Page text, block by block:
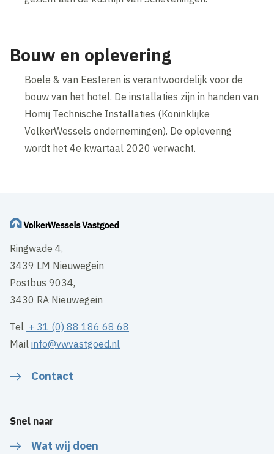
Bouw en oplevering
Boele & van Eesteren is verantwoordelijk voor de
bouw van het hotel. De installaties zijn in handen van
Homij Technische Installaties (Koninklijke
VolkerWessels ondernemingen). De oplevering
wordt het 4e kwartaal 2020 verwacht.
Ringwade 4,
3439 LM Nieuwegein
Postbus 9034,
3430 RA Nieuwegein
Tel + 31 (0) 88 186 68 68
Mailinfo@vwvastgoed.nl
Contact
Snel naar
Wat wij doen